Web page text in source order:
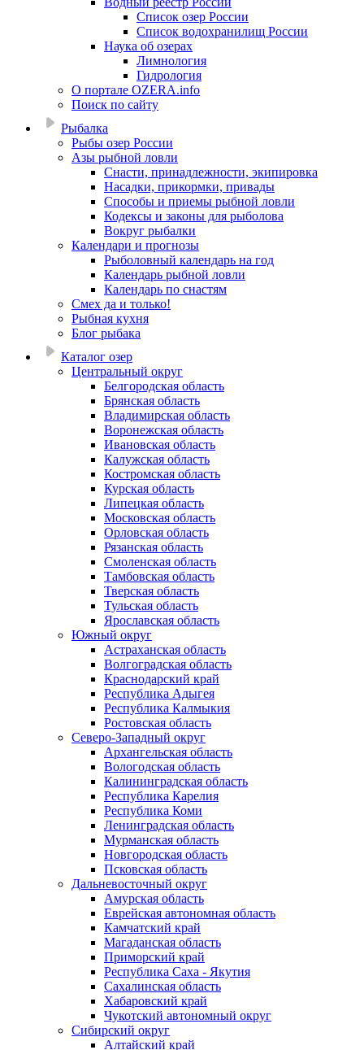
Список озер России
Список водохранилищ России
Наука об озерах
Лимнология
Гидрология
О портале OZERA.info
Поиск по сайту
Рыбалка
Рыбы озер России
Азы рыбной ловли
Снасти, принадлежности, экипировка
Насадки, прикормки, привады
Способы и приемы рыбной ловли
Кодексы и законы для рыболова
Вокруг рыбалки
Календари и прогнозы
Рыболовный календарь на год
Календарь рыбной ловли
Календарь по снастям
Смех да и только!
Рыбная кухня
Блог рыбака
Каталог озер
Центральный округ
Белгородская область
Брянская область
Владимирская область
Воронежская область
Ивановская область
Калужская область
Костромская область
Курская область
Липецкая область
Московская область
Орловская область
Рязанская область
Смоленская область
Тамбовская область
Тверская область
Тульская область
Ярославская область
Южный округ
Астраханская область
Волгоградская область
Краснодарский край
Республика Адыгея
Республика Калмыкия
Ростовская область
Северо-Западный округ
Архангельская область
Вологодская область
Калининградская область
Республика Карелия
Республика Коми
Ленинградская область
Мурманская область
Новгородская область
Псковская область
Дальневосточный округ
Амурская область
Еврейская автономная область
Камчатский край
Магаданская область
Приморский край
Республика Саха - Якутия
Сахалинская область
Хабаровский край
Чукотский автономный округ
Сибирский округ
Алтайский край